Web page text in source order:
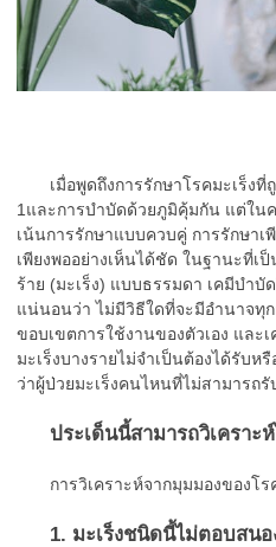
เมื่อพูดถึงการรักษาโรคมะเร็งที่ถู
1และการบำบัดด้วยภูมิคุ้มกัน แต่ใน
เน้นการรักษาแบบควบคู่ การรักษาเ
เพียงพออย่างเห็นได้ชัด ในฐานะที่เ
ร้าย (มะเร็ง) แบบธรรมดา เคมีบำบั
แน่นอนว่า ไม่มีวิธีใดที่จะมีอำนาจทุ
ขอบเขตการใช้งานของตัวเอง และ
มะเร็งบางรายไม่จำเป็นต้องได้รับ
ว่าผู้ป่วยมะเร็งคนไหนที่ไม่สามารถรั
ประเด็นนี้สามารถวิเคราะ
การวิเคราะห์จากมุมมองของโรค
1. มะเร็งชนิดนี้ไม่ตอบสน